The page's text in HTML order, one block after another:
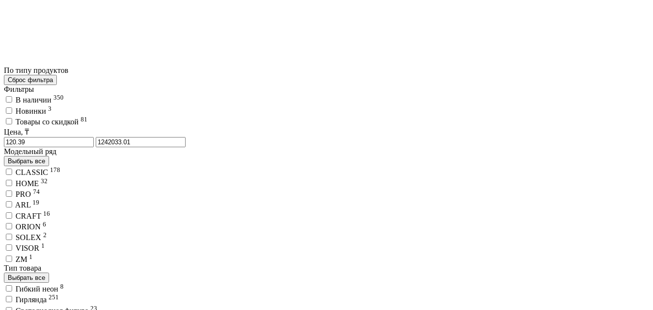
По типу продуктов
Сброс фильтра
Фильтры
В наличии 350
Новинки 3
Товары со скидкой 81
Цена, ₸
Модельный ряд
Выбрать все
CLASSIC 178
HOME 32
PRO 74
ARL 19
CRAFT 16
ORION 6
SOLEX 2
VISOR 1
ZM 1
Тип товара
Выбрать все
Гибкий неон 8
Гирлянда 251
23